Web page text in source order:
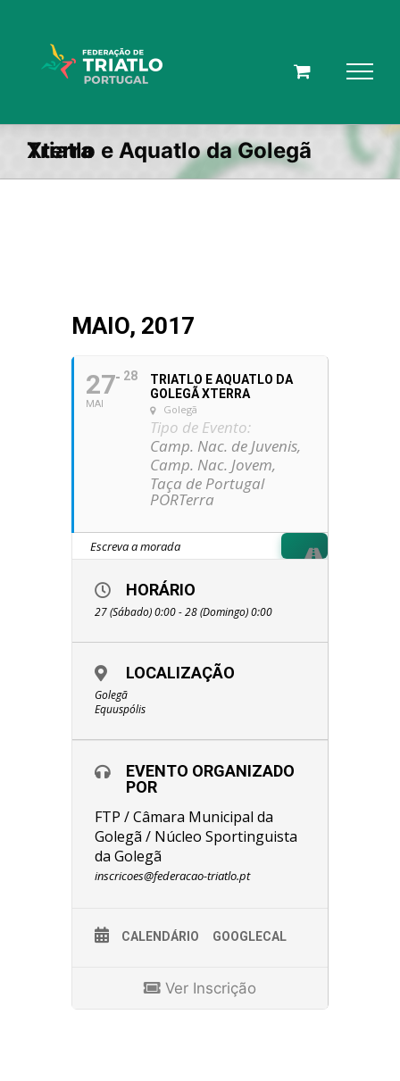
Triatlo e Aquatlo da Golegã Xterra
MAIO, 2017
27
MAI
28
TRIATLO E AQUATLO DA
GOLEGÃ XTERRA
Golegã
Tipo de Evento:
Camp. Nac. de Juvenis,
Camp. Nac. Jovem,
Taça de Portugal
PORTerra
HORÁRIO
27 (Sábado) 0:00 - 28 (Domingo) 0:00
LOCALIZAÇÃO
Golegã
Equuspólis
EVENTO ORGANIZADO
POR
FTP / Câmara Municipal da
Golegã / Núcleo Sportinguista
da Golegã
inscricoes@federacao-triatlo.pt
CALENDÁRIO GOOGLECAL
Ver Inscrição